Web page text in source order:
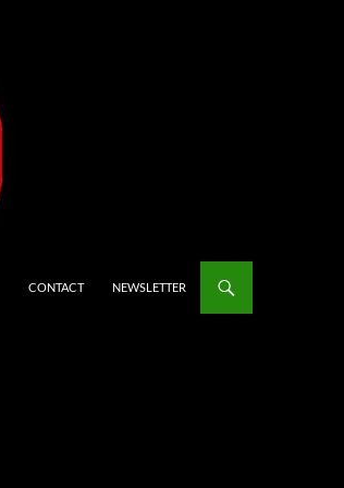
CONTACT NEWSLETTER